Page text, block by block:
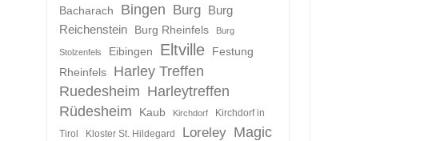
Bacharach Bingen Burg
Burg
Reichenstein
Burg Rheinfels Burg
Stolzenfels Eibingen Eltville
Festung
Rheinfels
Harley Treffen
Ruedesheim Harleytreffen
Rüdesheim
Kaub Kirchdorf
Kirchdorf in
Tirol
Kloster St. Hildegard Loreley Magic